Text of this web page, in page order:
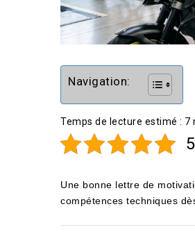
Navigation:
Une bonne lettre de
compétences techniques